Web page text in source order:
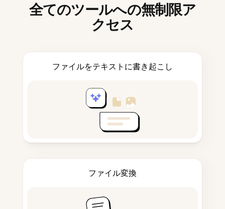
全てのツールへの無制限ア
クセス
ファイルをテキストに書き起こし
ファイル変換